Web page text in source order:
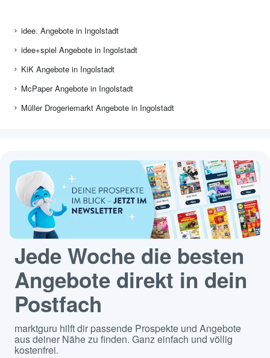
idee. Angebote in Ingolstadt
idee+spiel Angebote in Ingolstadt
KiK Angebote in Ingolstadt
McPaper Angebote in Ingolstadt
Müller Drogeriemarkt Angebote in Ingolstadt
Jede Woche die besten
Angebote direkt in dein
Postfach
marktguru hilft dir passende Prospekte und Angebote
aus deiner Nähe zu finden. Ganz einfach und völlig
kostenfrei.